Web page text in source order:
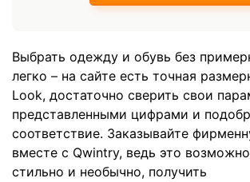
Выбрать одежду и обувь без
легко – на сайте есть точная
Look, достаточно сверить свои
представленными цифрами и
соответствие. Заказывайте
вместе с Qwintry, ведь это
стильно и необычно, получить